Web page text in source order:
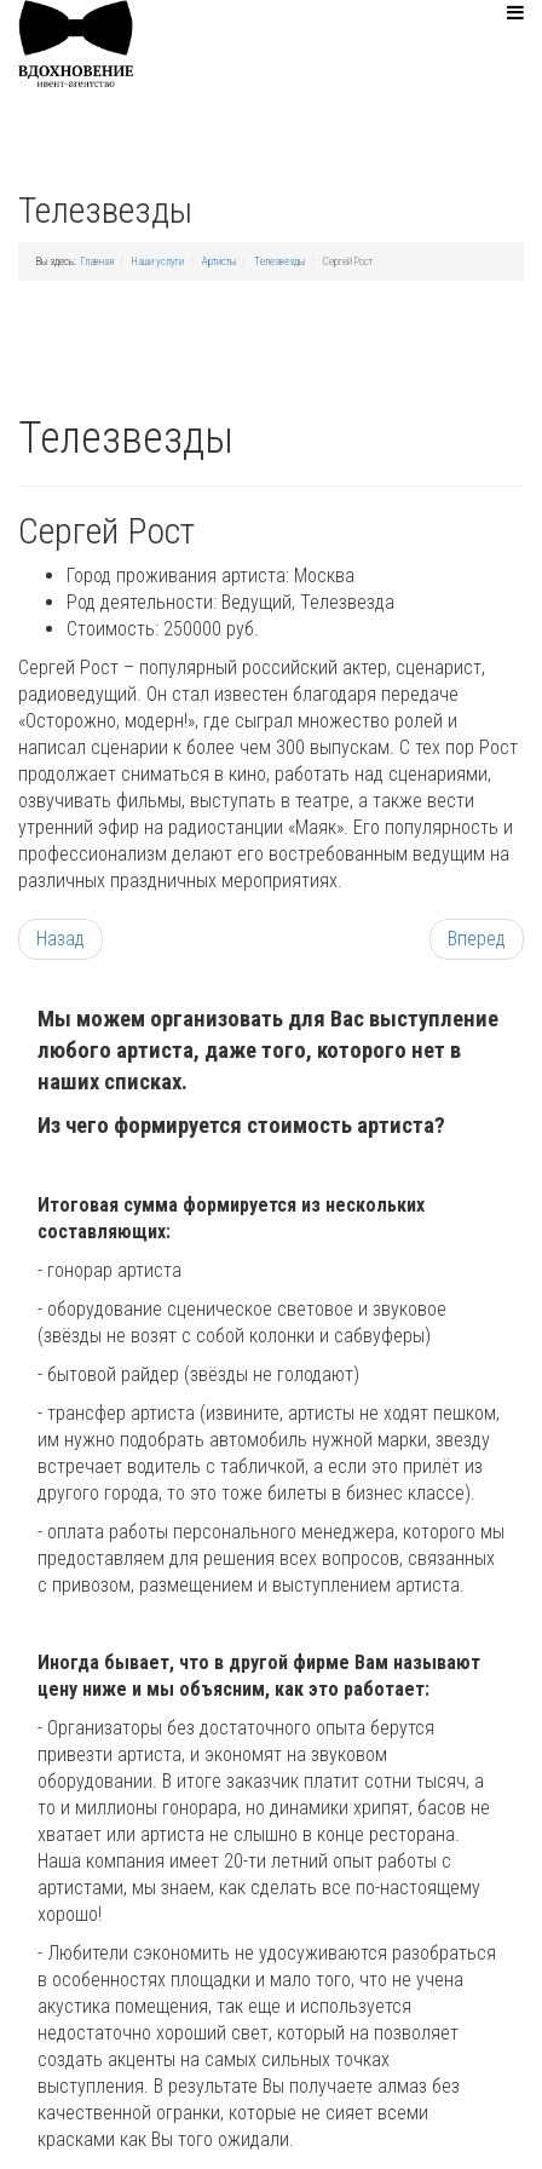
Телезвезды
Вы здесь: Главная Наши услуги Артисты Телезвезды Сергей Рост
Телезвезды
Сергей Рост
Город проживания артиста: Москва
Род деятельности: Ведущий, Телезвезда
Стоимость: 250000 руб.
Сергей Рост – популярный российский актер, сценарист,
радиоведущий. Он стал известен благодаря передаче
«Осторожно, модерн!», где сыграл множество ролей и
написал сценарии к более чем 300 выпускам. С тех пор Рост
продолжает сниматься в кино, работать над сценариями,
озвучивать фильмы, выступать в театре, а также вести
утренний эфир на радиостанции «Маяк». Его популярность и
профессионализм делают его востребованным ведущим на
различных праздничных мероприятиях.
Назад Вперед
Мы можем организовать для Вас выступление
любого артиста, даже того, которого нет в
наших списках.
Из чего формируется стоимость артиста?
Итоговая сумма формируется из нескольких
составляющих:
- гонорар артиста
- оборудование сценическое световое и звуковое
(звёзды не возят с собой колонки и сабвуферы)
- бытовой райдер (звёзды не голодают)
- трансфер артиста (извините, артисты не ходят пешком,
им нужно подобрать автомобиль нужной марки, звезду
встречает водитель с табличкой, а если это прилёт из
другого города, то это тоже билеты в бизнес классе).
- оплата работы персонального менеджера, которого мы
предоставляем для решения всех вопросов, связанных
с привозом, размещением и выступлением артиста.
Иногда бывает, что в другой фирме Вам называют
цену ниже и мы объясним, как это работает:
- Организаторы без достаточного опыта берутся
привезти артиста, и экономят на звуковом
оборудовании. В итоге заказчик платит сотни тысяч, а
то и миллионы гонорара, но динамики хрипят, басов не
хватает или артиста не слышно в конце ресторана.
Наша компания имеет 20-ти летний опыт работы с
артистами, мы знаем, как сделать все по-настоящему
хорошо!
- Любители сэкономить не удосуживаются разобраться
в особенностях площадки и мало того, что не учена
акустика помещения, так еще и используется
недостаточно хороший свет, который на позволяет
создать акценты на самых сильных точках
выступления. В результате Вы получаете алмаз без
качественной огранки, которые не сияет всеми
красками как Вы того ожидали.